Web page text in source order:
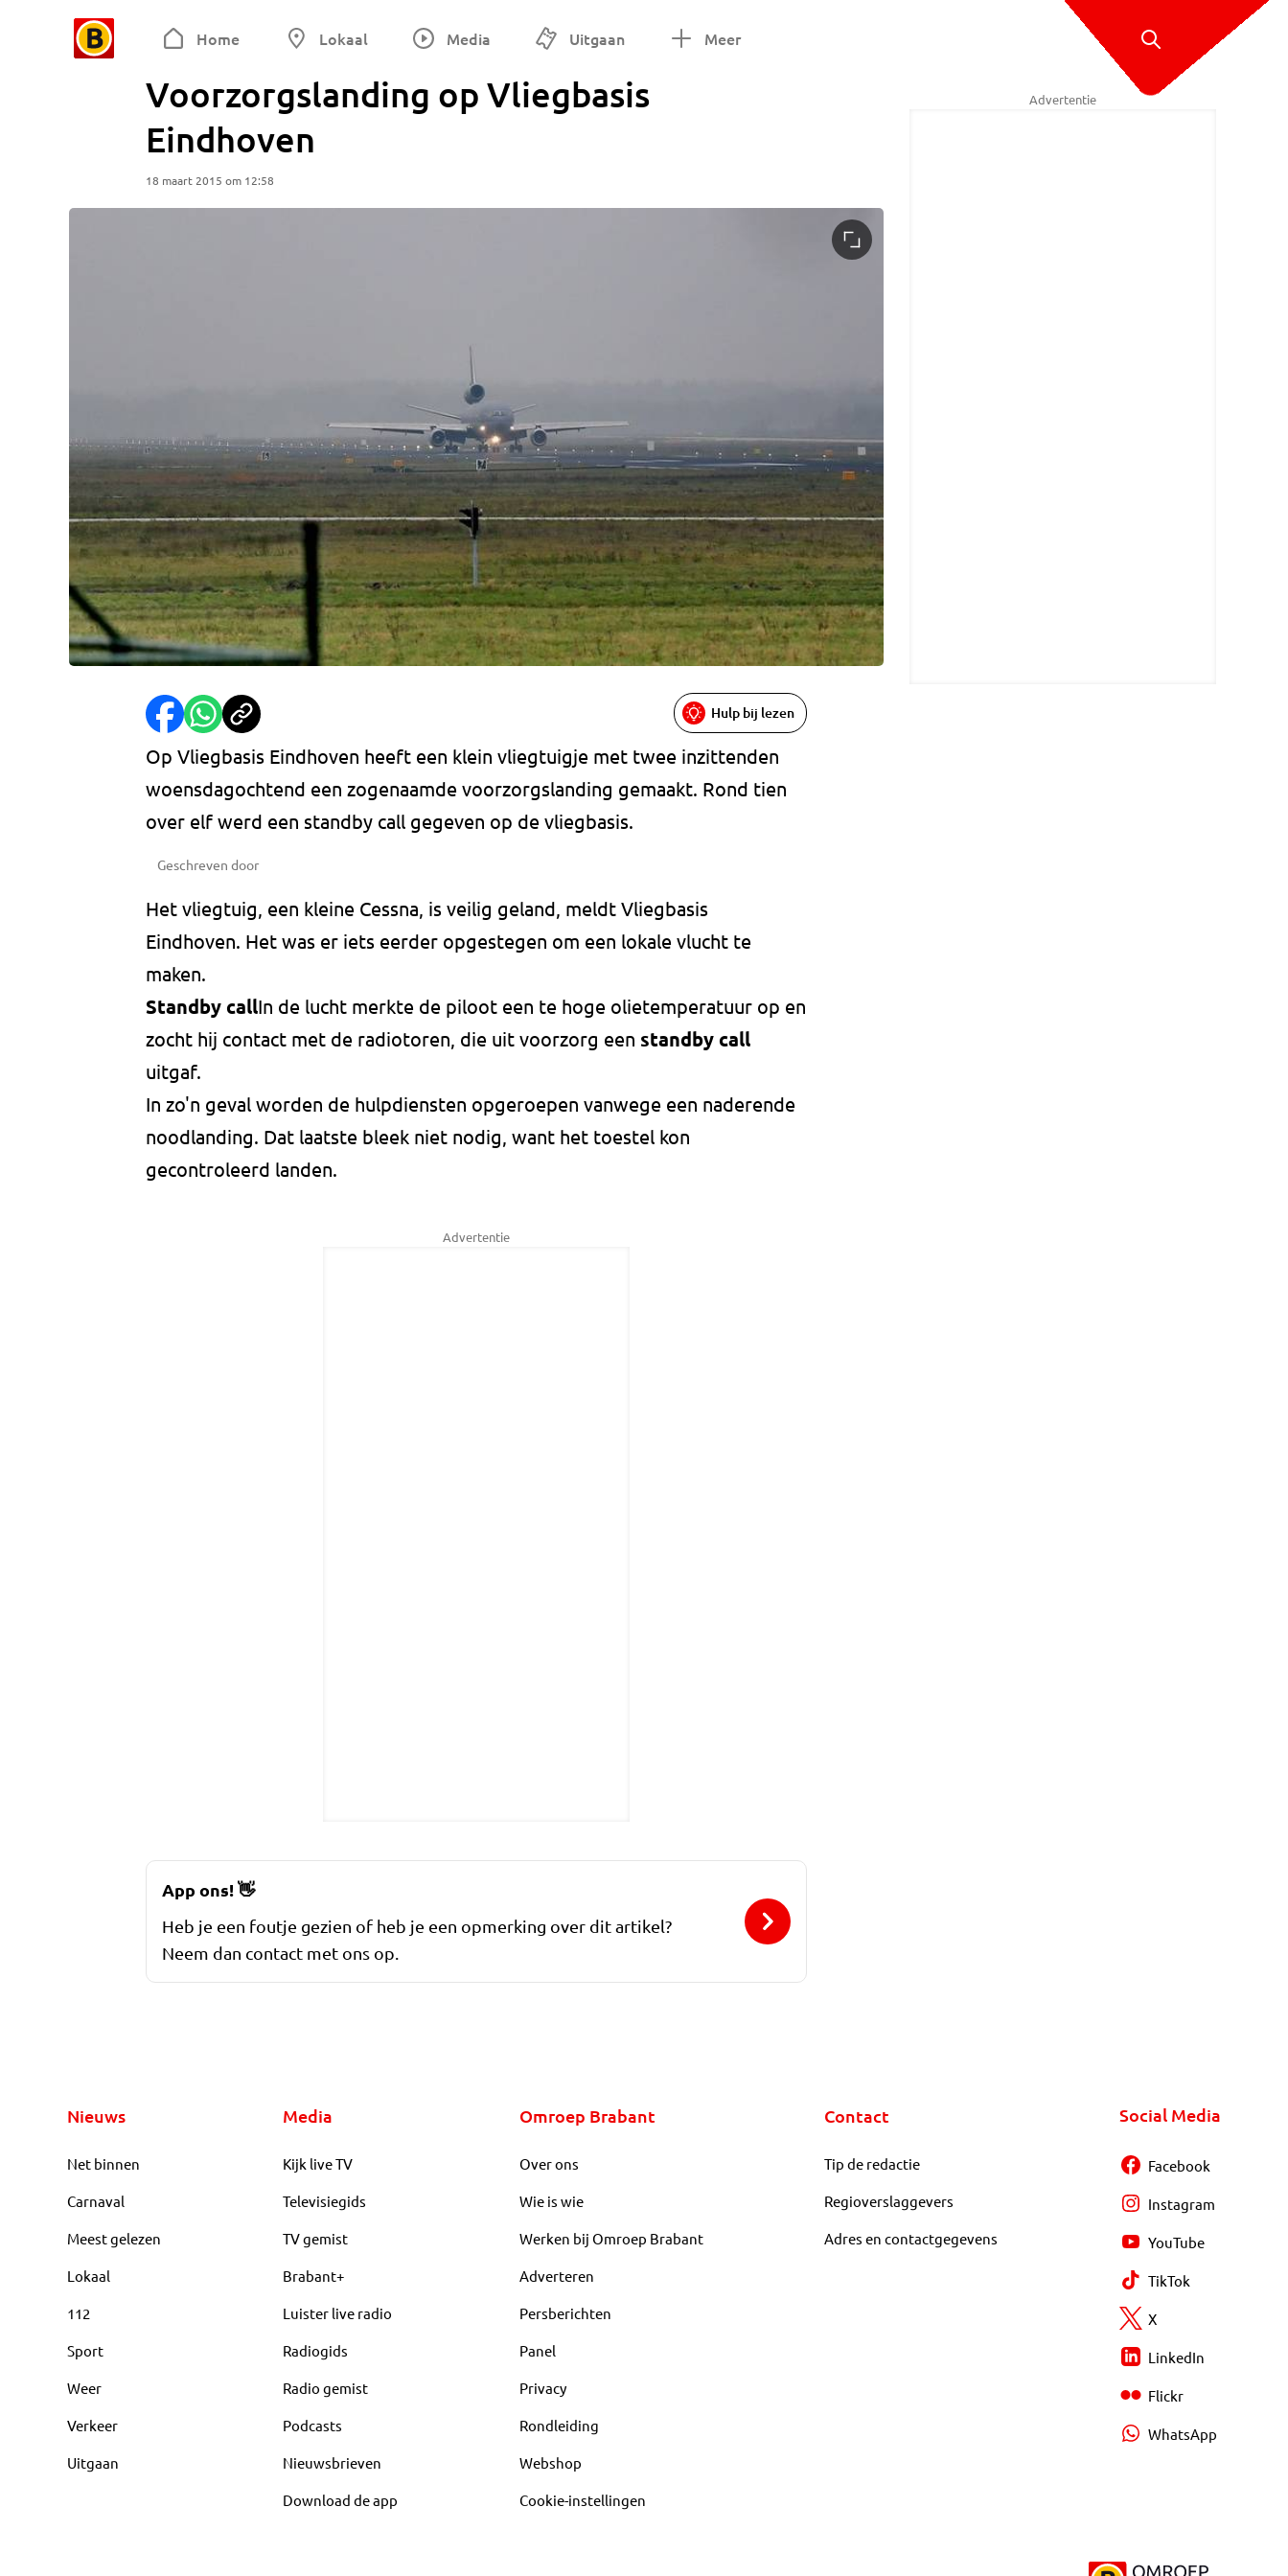
Home Lokaal Media Uitgaan Meer
Voorzorgslanding op Vliegbasis
Eindhoven
18 maart 2015 om 12:58
Hulp bij lezen
Op Vliegbasis Eindhoven heeft een klein vliegtuigje met twee inzittenden
woensdagochtend een zogenaamde voorzorgslanding gemaakt. Rond tien
over elf werd een standby call gegeven op de vliegbasis.
Geschreven door
Het vliegtuig, een kleine Cessna, is veilig geland, meldt Vliegbasis
Eindhoven. Het was er iets eerder opgestegen om een lokale vlucht te
maken.
Standby callIn de lucht merkte de piloot een te hoge olietemperatuur op en
zocht hij contact met de radiotoren, die uit voorzorg een standby call
uitgaf.
In zo'n geval worden de hulpdiensten opgeroepen vanwege een naderende
noodlanding. Dat laatste bleek niet nodig, want het toestel kon
gecontroleerd landen.
Advertentie
Advertentie
App ons!👋
Heb je een foutje gezien of heb je een opmerking over dit artikel?
Neem dan contact met ons op.
Nieuws
Net binnen
Carnaval
Meest gelezen
Lokaal
112
Sport
Weer
Verkeer
Uitgaan
Media
Kijk live TV
Televisiegids
TV gemist
Brabant+
Luister live radio
Radiogids
Radio gemist
Podcasts
Nieuwsbrieven
Download de app
Omroep Brabant
Over ons
Wie is wie
Werken bij Omroep Brabant
Adverteren
Persberichten
Panel
Privacy
Rondleiding
Webshop
Cookie-instellingen
Contact
Tip de redactie
Regioverslaggevers
Adres en contactgegevens
Social Media
Facebook
Instagram
YouTube
TikTok
X
LinkedIn
Flickr
WhatsApp